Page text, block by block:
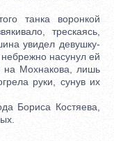
танка воронкой
трескаясь,
увидел девушку-
насунул ей
на Мохнакова, лишь
руки, сунув их
Костяева,